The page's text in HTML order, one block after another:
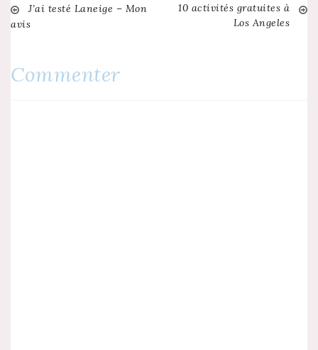
Navigation
l’article
J’ai testé Laneige – Mon
avis
10 activités gratuites à
Los Angeles
Commenter